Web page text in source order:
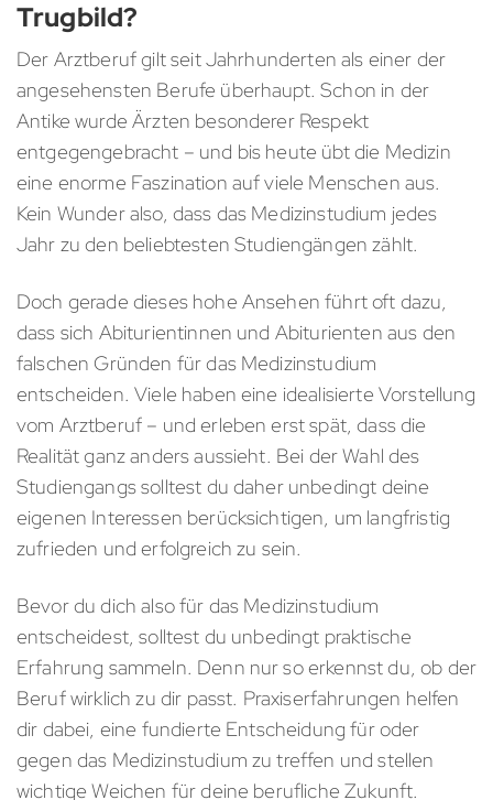
Trugbild?
Der Arztberuf gilt seit Jahrhunderten als einer der
angesehensten Berufe überhaupt. Schon in der
Antike wurde Ärzten besonderer Respekt
entgegengebracht – und bis heute übt die Medizin
eine enorme Faszination auf viele Menschen aus.
Kein Wunder also, dass das Medizinstudium jedes
Jahr zu den beliebtesten Studiengängen zählt.
Doch gerade dieses hohe Ansehen führt oft dazu,
dass sich Abiturientinnen und Abiturienten aus den
falschen Gründen für das Medizinstudium
entscheiden. Viele haben eine idealisierte Vorstellung
vom Arztberuf – und erleben erst spät, dass die
Realität ganz anders aussieht. Bei der Wahl des
Studiengangs solltest du daher unbedingt deine
eigenen Interessen berücksichtigen, um langfristig
zufrieden und erfolgreich zu sein.
Bevor du dich also für das Medizinstudium
entscheidest, solltest du unbedingt praktische
Erfahrung sammeln. Denn nur so erkennst du, ob der
Beruf wirklich zu dir passt. Praxiserfahrungen helfen
dir dabei, eine fundierte Entscheidung für oder
gegen das Medizinstudium zu treffen und stellen
wichtige Weichen für deine berufliche Zukunft.